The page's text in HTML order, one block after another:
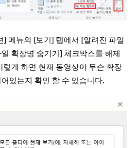
] 메뉴의 [보기] 탭에서 [알려진 파일
확장명 숨기기] 체크박스를 해제
렇게 하면 현재 동영상이 무슨 확장
있는지 확인 할 수 있습니다.